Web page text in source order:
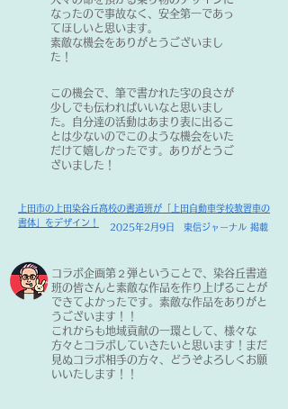
なったので事故なく、安全第一であっ
てほしいと思います。
素敵な機会をありがとうございまし
た！
​この機会で、筆で書かれた字の良さが
少しでも伝わればいいなと思いまし
た。自分達の活動はあまり表に出るこ
とは少ないのでこのような機会をいた
だけて嬉しかったです。ありがとうご
ざいました！
上田市の上田染谷丘高校の書道班が「上田自動車学校教習車の
書体」をデザイン！
​2025年2月9日 東信ジャーナル 掲載
コラボ企画第２弾ということで、染谷丘書道
班の皆さんと素敵な作品を作り上げることが
できてよかったです。素敵な作品をありがと
うございます！！
これからも地域貢献の一環として、様々な
方々とコラボしていきたいと思います！まだ
見ぬコラボ相手の方々、どうぞよろしくお願
いいたします！！